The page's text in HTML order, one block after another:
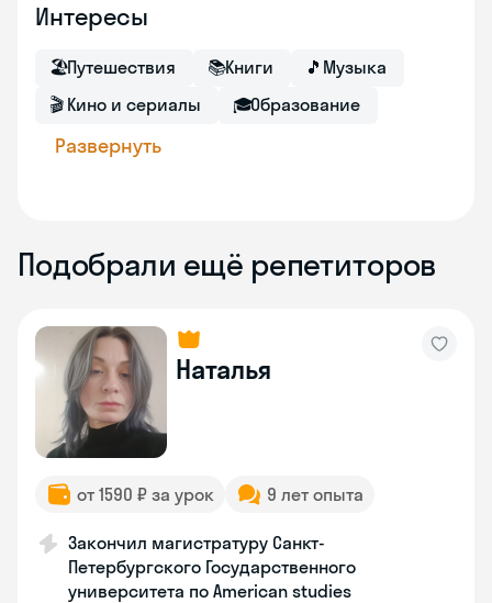
Интересы
🏖Путешествия 📚Книги 🎵 Музыка
🎬 Кино и сериалы 🎓Образование
Развернуть
Подобрали ещё репетиторов
Наталья
от 1590 ₽ за урок 9 лет опыта
Закончил магистратуру Санкт-
Петербургского Государственного
университета по American studies